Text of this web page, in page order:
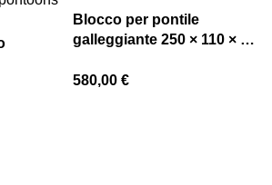
Blocco per pontile
galleggiante 250 × 110 × 33
580,00 €